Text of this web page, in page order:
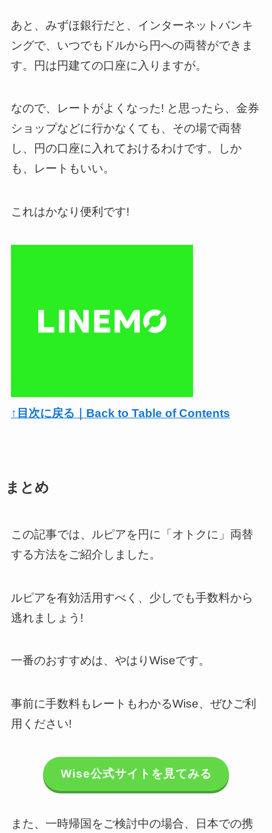
あと、みずほ銀行だと、インターネットバンキ
ングで、いつでもドルから円への両替ができま
す。円は円建ての口座に入りますが。
なので、レートがよくなった! と思ったら、金券
ショップなどに行かなくても、その場で両替
し、円の口座に入れておけるわけです。しか
も、レートもいい。
これはかなり便利です!
↑目次に戻る｜Back to Table of Contents
まとめ
この記事では、ルピアを円に「オトクに」両替
する方法をご紹介しました。
ルピアを有効活用すべく、少しでも手数料から
逃れましょう!
一番のおすすめは、やはりWiseです。
事前に手数料もレートもわかるWise、ぜひご利
用ください!
Wise公式サイトを見てみる
また、一時帰国をご検討中の場合、日本での携